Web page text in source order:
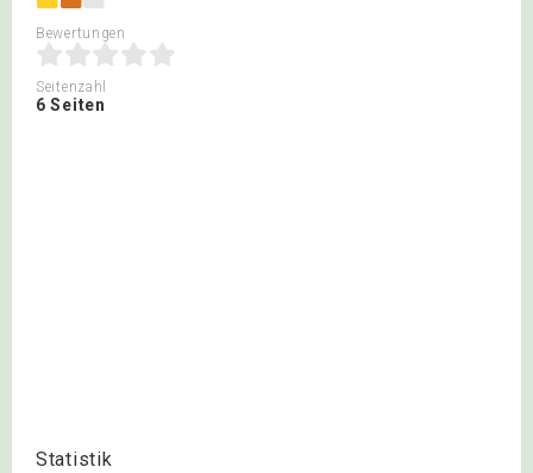
Bewertungen
Seitenzahl
6 Seiten
Statistik